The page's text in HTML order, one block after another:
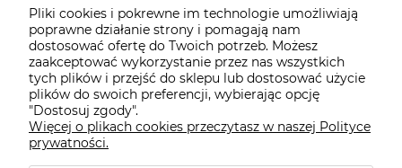
Moje konto
O firmie
Czerwona Dynia|ul. Konarskiego 9a| 66-200 Świebodzin |
Pliki cookies i pokrewne im technologie umożliwiają
poprawne działanie strony i pomagają nam
dostosować ofertę do Twoich potrzeb. Możesz
zaakceptować wykorzystanie przez nas wszystkich
tych plików i przejść do sklepu lub dostosować użycie
plików do swoich preferencji, wybierając opcję
"Dostosuj zgody".
Więcej o plikach cookies przeczytasz w naszej Polityce
prywatności.